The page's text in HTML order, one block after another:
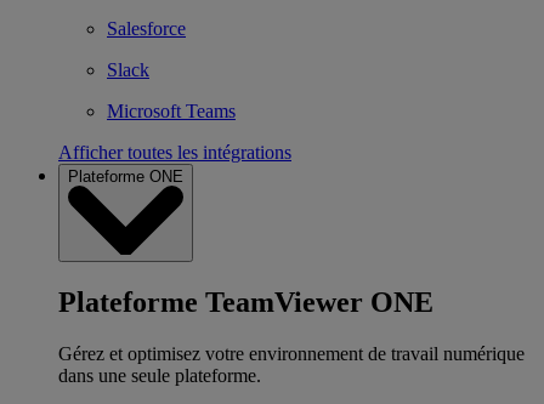
Salesforce
Slack
Microsoft Teams
Afficher toutes les intégrations
Plateforme ONE
Plateforme TeamViewer ONE
Gérez et optimisez votre environnement de travail numérique
dans une seule plateforme.